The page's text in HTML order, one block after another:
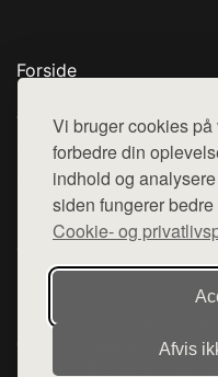
Vi bruger cookies
forbedre din
indhold og
siden fungerer
Cookie- og
Afvis
Forside
Top Rabatter
Blog
Kontakt
Denne side er en del af
hjemmesider med
diverse webshops. Der
henviser til de shops, som